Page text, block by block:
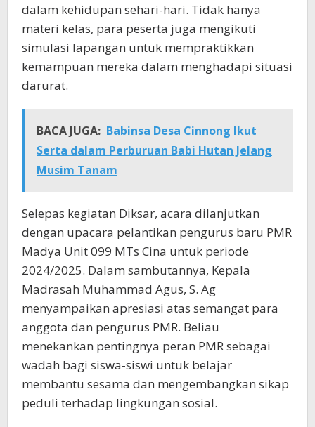
dalam kehidupan sehari-hari. Tidak hanya
materi kelas, para peserta juga mengikuti
simulasi lapangan untuk mempraktikkan
kemampuan mereka dalam menghadapi situasi
darurat.
BACA JUGA: Babinsa Desa Cinnong Ikut
Serta dalam Perburuan Babi Hutan Jelang
Musim Tanam
Selepas kegiatan Diksar, acara dilanjutkan
dengan upacara pelantikan pengurus baru PMR
Madya Unit 099 MTs Cina untuk periode
2024/2025. Dalam sambutannya, Kepala
Madrasah Muhammad Agus, S. Ag
menyampaikan apresiasi atas semangat para
anggota dan pengurus PMR. Beliau
menekankan pentingnya peran PMR sebagai
wadah bagi siswa-siswi untuk belajar
membantu sesama dan mengembangkan sikap
peduli terhadap lingkungan sosial.